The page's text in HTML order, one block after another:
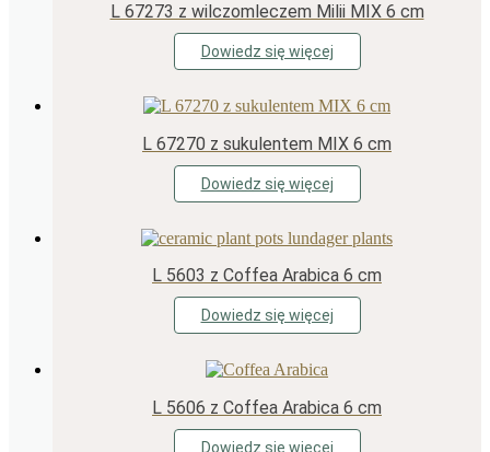
L 67273 z wilczomleczem Milii MIX 6 cm
Dowiedz się więcej
L 67270 z sukulentem MIX 6 cm
Dowiedz się więcej
L 5603 z Coffea Arabica 6 cm
Dowiedz się więcej
L 5606 z Coffea Arabica 6 cm
Dowiedz się więcej